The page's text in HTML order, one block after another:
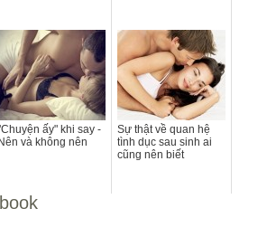
ấy" khi say -
và không nên
Sự thật về quan hệ
tình dục sau sinh ai
cũng nên biết